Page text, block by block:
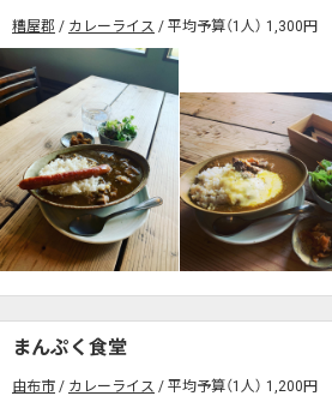
糟屋郡 カレーライス 平均予算（1人） 1,300円
まんぷく食堂
由布市 カレーライス 平均予算（1人） 1,200円